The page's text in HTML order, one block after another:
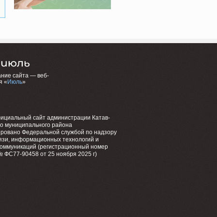
сайта — веб-
« Июль»
сайт администрации Катав-
муниципального района
Федеральной службой по надзору
информационных технологий и
(регистрационный номер
90458 от 25 ноября 2025 г)